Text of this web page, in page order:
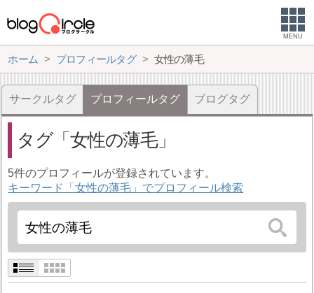
MENU
ホーム プロフィールタグ 女性の薄毛
サークルタグ プロフィールタグ ブログタグ
タグ 女性の薄毛
5件のプロフィールが登録されています。
キーワード「女性の薄毛」でプロフィール検索